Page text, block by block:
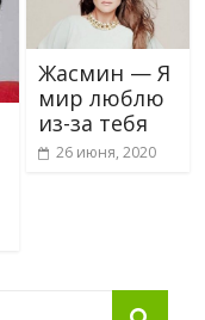
Жасмин — Я
мир люблю
из-за тебя
26 июня, 2020